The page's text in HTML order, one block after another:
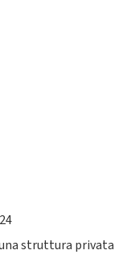
struttura privata